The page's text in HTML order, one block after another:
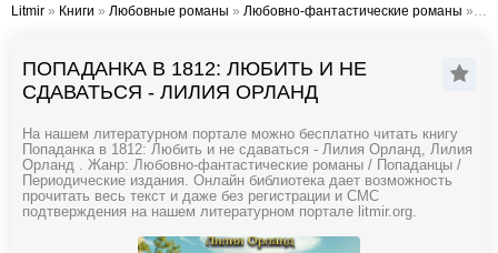
Litmir » Книги » Любовные романы » Любовно-фантастические романы » Попаданка в 1812: Любить и не сдаваться - Лилия Орланд
ПОПАДАНКА В 1812: ЛЮБИТЬ И НЕ
СДАВАТЬСЯ - ЛИЛИЯ ОРЛАНД
На нашем литературном портале можно бесплатно читать книгу
Попаданка в 1812: Любить и не сдаваться - Лилия Орланд, Лилия
Орланд . Жанр: Любовно-фантастические романы / Попаданцы /
Периодические издания. Онлайн библиотека дает возможность
прочитать весь текст и даже без регистрации и СМС
подтверждения на нашем литературном портале litmir.org.